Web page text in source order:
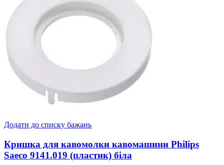
Додати до списку бажань
Кришка для кавомолки кавомашини Philips
Saeco 9141.019 (пластик) біла